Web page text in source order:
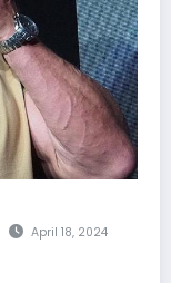
April 18, 2024